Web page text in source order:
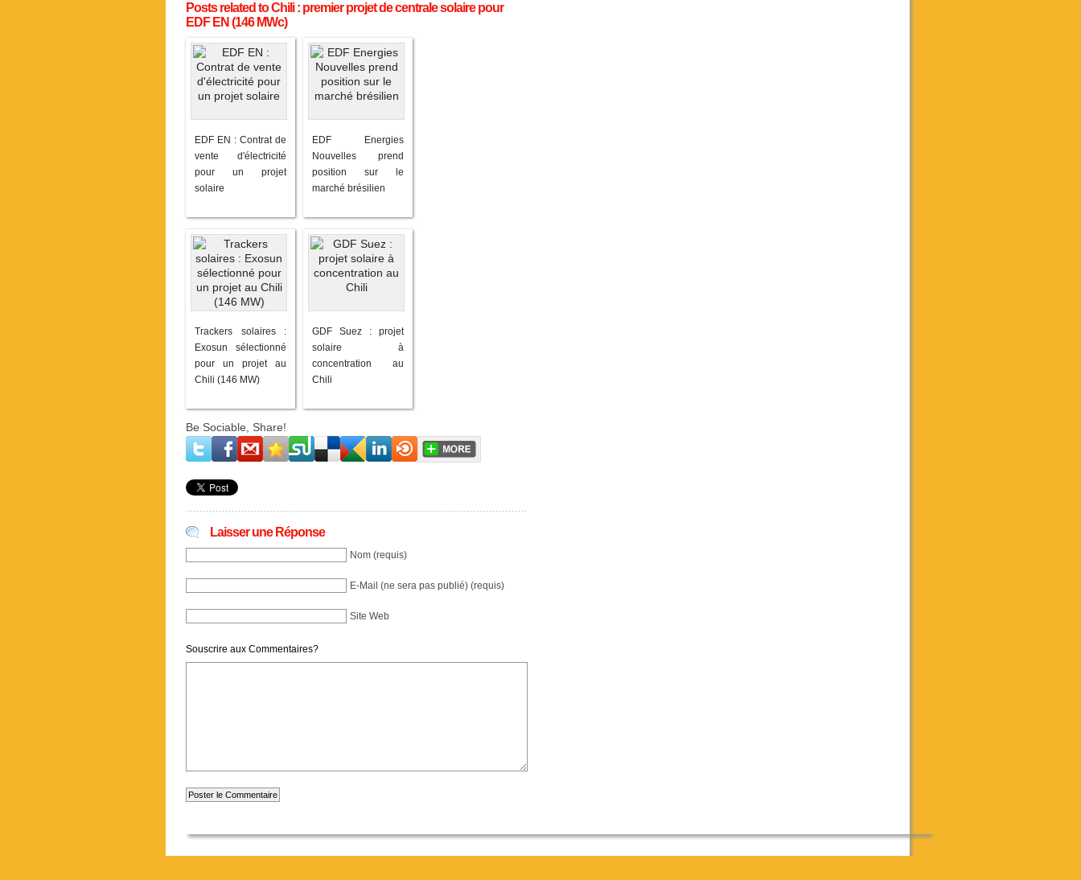
Posts related to Chili : premier projet de centrale solaire pour
EDF EN (146 MWc)
EDF EN : Contrat de
vente d'électricité
pour un projet
solaire
EDF Energies
Nouvelles prend
position sur le
marché brésilien
Trackers solaires :
Exosun sélectionné
pour un projet au
Chili (146 MW)
GDF Suez : projet
solaire à
concentration au
Chili
Be Sociable, Share!
Laisser une Réponse
Nom (requis)
E-Mail (ne sera pas publié) (requis)
Site Web
Souscrire aux Commentaires?